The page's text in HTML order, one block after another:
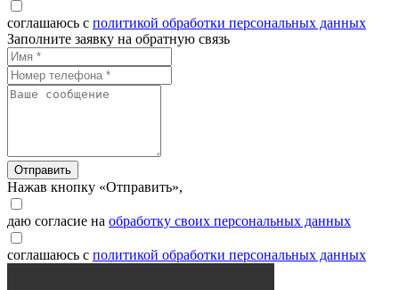
соглашаюсь с политикой обработки персональных данных
Заполните заявку на обратную связь
Отправить
Нажав кнопку «Отправить»,
даю согласие на обработку своих персональных данных
соглашаюсь с политикой обработки персональных данных